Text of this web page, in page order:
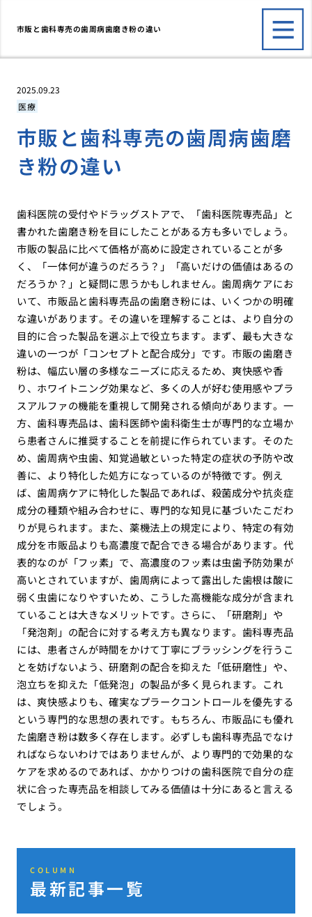
市販と歯科専売の歯周病歯磨き粉の違い
2025.09.23
医療
市販と歯科専売の歯周病歯磨
き粉の違い
歯科医院の受付やドラッグストアで、「歯科医院専売品」と
書かれた歯磨き粉を目にしたことがある方も多いでしょう。
市販の製品に比べて価格が高めに設定されていることが多
く、「一体何が違うのだろう？」「高いだけの価値はあるの
だろうか？」と疑問に思うかもしれません。歯周病ケアにお
いて、市販品と歯科専売品の歯磨き粉には、いくつかの明確
な違いがあります。その違いを理解することは、より自分の
目的に合った製品を選ぶ上で役立ちます。まず、最も大きな
違いの一つが「コンセプトと配合成分」です。市販の歯磨き
粉は、幅広い層の多様なニーズに応えるため、爽快感や香
り、ホワイトニング効果など、多くの人が好む使用感やプラ
スアルファの機能を重視して開発される傾向があります。一
方、歯科専売品は、歯科医師や歯科衛生士が専門的な立場か
ら患者さんに推奨することを前提に作られています。そのた
め、歯周病や虫歯、知覚過敏といった特定の症状の予防や改
善に、より特化した処方になっているのが特徴です。例え
ば、歯周病ケアに特化した製品であれば、殺菌成分や抗炎症
成分の種類や組み合わせに、専門的な知見に基づいたこだわ
りが見られます。また、薬機法上の規定により、特定の有効
成分を市販品よりも高濃度で配合できる場合があります。代
表的なのが「フッ素」で、高濃度のフッ素は虫歯予防効果が
高いとされていますが、歯周病によって露出した歯根は酸に
弱く虫歯になりやすいため、こうした高機能な成分が含まれ
ていることは大きなメリットです。さらに、「研磨剤」や
「発泡剤」の配合に対する考え方も異なります。歯科専売品
には、患者さんが時間をかけて丁寧にブラッシングを行うこ
とを妨げないよう、研磨剤の配合を抑えた「低研磨性」や、
泡立ちを抑えた「低発泡」の製品が多く見られます。これ
は、爽快感よりも、確実なプラークコントロールを優先する
という専門的な思想の表れです。もちろん、市販品にも優れ
た歯磨き粉は数多く存在します。必ずしも歯科専売品でなけ
ればならないわけではありませんが、より専門的で効果的な
ケアを求めるのであれば、かかりつけの歯科医院で自分の症
状に合った専売品を相談してみる価値は十分にあると言える
でしょう。
COLUMN
最新記事一覧